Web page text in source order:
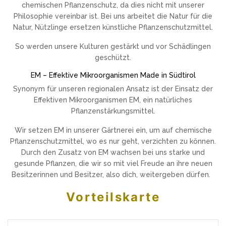
chemischen Pflanzenschutz, da dies nicht mit unserer
Philosophie vereinbar ist. Bei uns arbeitet die Natur für die
Natur, Nützlinge ersetzen künstliche Pflanzenschutzmittel.
So werden unsere Kulturen gestärkt und vor Schädlingen
geschützt.
EM – Effektive Mikroorganismen Made in Südtirol
Synonym für unseren regionalen Ansatz ist der Einsatz der
Effektiven Mikroorganismen EM, ein natürliches
Pflanzenstärkungsmittel.
Wir setzen EM in unserer Gärtnerei ein, um auf chemische
Pflanzenschutzmittel, wo es nur geht, verzichten zu können.
Durch den Zusatz von EM wachsen bei uns starke und
gesunde Pflanzen, die wir so mit viel Freude an ihre neuen
Besitzerinnen und Besitzer, also dich, weitergeben dürfen.
Vorteilskarte